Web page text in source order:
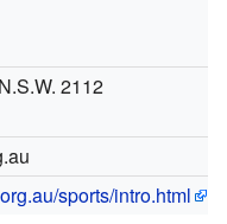
2112
sports/intro.html